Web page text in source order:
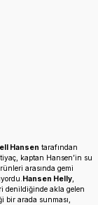
Hansen tarafından
kaptan Hansen’in su
arasında gemi
Hansen Helly
denildiğinde akla gelen
bir arada sunması,